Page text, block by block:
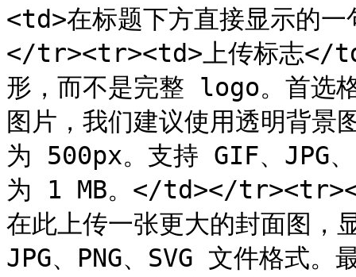
<td>在标题下方直接显示的
</tr><tr><td>上传标志</
形，而不是完整 logo。首选
图片，我们建议使用透明背景
为 500px。支持 GIF、JPG、
为 1 MB。</td></
在此上传一张更大的封面图，
JPG、PNG、SVG 文件格式